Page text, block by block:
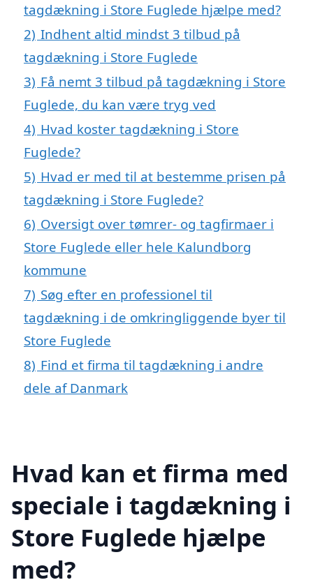
tagdækning i Store Fuglede hjælpe med?
2) Indhent altid mindst 3 tilbud på
tagdækning i Store Fuglede
3) Få nemt 3 tilbud på tagdækning i Store
Fuglede, du kan være tryg ved
4) Hvad koster tagdækning i Store
Fuglede?
5) Hvad er med til at bestemme prisen på
tagdækning i Store Fuglede?
6) Oversigt over tømrer- og tagfirmaer i
Store Fuglede eller hele Kalundborg
kommune
7) Søg efter en professionel til
tagdækning i de omkringliggende byer til
Store Fuglede
8) Find et firma til tagdækning i andre
dele af Danmark
Hvad kan et firma med
speciale i tagdækning i
Store Fuglede hjælpe
med?